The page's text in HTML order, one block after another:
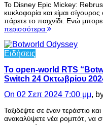
Το Disney Epic Mickey:
κυκλοφορία και είμαι
πάρετε το παιχνίδι. Ενώ
περισσότερα
Ειδήσεις
Το open-world RTS
Switch 24 Οκτωβρίου
On 02 Σεπ 2024 7:00 μμ,
Ταξιδέψτε σε έναν τεράστιο
ανακαλύψετε νέα ρομπότ, να